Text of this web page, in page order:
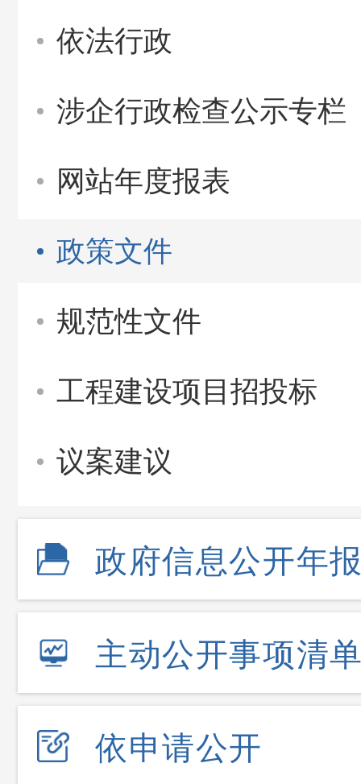
依法行政
涉企行政检查公示专栏
网站年度报表
政策文件
规范性文件
工程建设项目招投标
议案建议
政府信息公开年
主动公开事项清
依申请公开